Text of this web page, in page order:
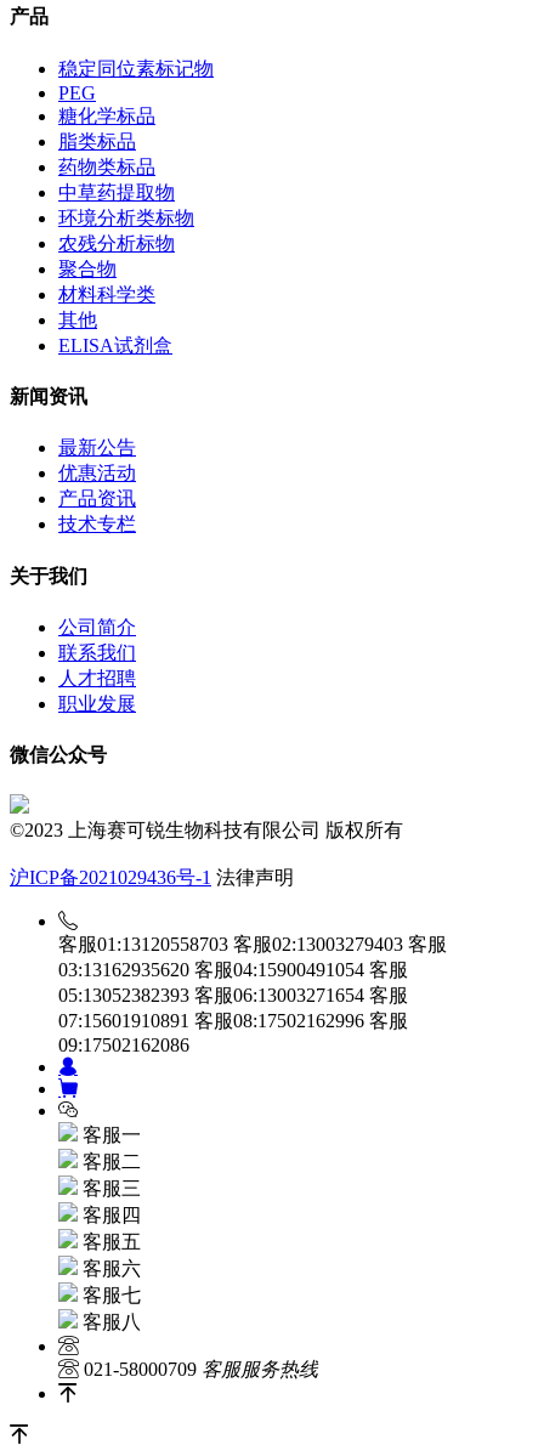
产品
稳定同位素标记物
PEG
糖化学标品
脂类标品
药物类标品
中草药提取物
环境分析类标物
农残分析标物
聚合物
材料科学类
其他
ELISA试剂盒
新闻资讯
最新公告
优惠活动
产品资讯
技术专栏
关于我们
公司简介
联系我们
人才招聘
职业发展
微信公众号
©2023 上海赛可锐生物科技有限公司 版权所有
沪ICP备2021029436号-1 法律声明
客服01:13120558703 客服02:13003279403 客服
03:13162935620 客服04:15900491054 客服
05:13052382393 客服06:13003271654 客服
07:15601910891 客服08:17502162996 客服
09:17502162086
客服一
客服二
客服三
客服四
客服五
客服六
客服七
客服八
021-58000709 客服服务热线